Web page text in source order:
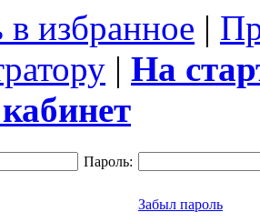
избранное |
| На
Пароль:
Забыл пароль